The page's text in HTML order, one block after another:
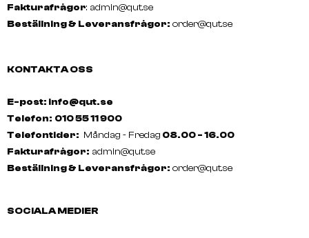
Fakturafrågor: admin@qut.se
Beställning & Leveransfrågor: order@qut.se
KONTAKTA OSS
E-post: info@qut.se
Telefon: 010 55 11 900
Telefontider: Måndag - Fredag 08.00 - 16.00
Fakturafrågor: admin@qut.se
Beställning & Leveransfrågor: order@qut.se
SOCIALA MEDIER